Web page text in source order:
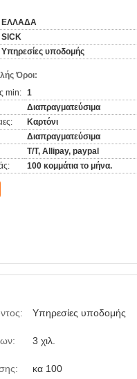
ΕΛΛΑΔΑ
SICK
Υπηρεσίες υποδομής
Όροι:
min: 1
Διαπραγματεύσιμα
Καρτόνι
Διαπραγματεύσιμα
T/T, Allipay, paypal
100 κομμάτια το μήνα.
Υπηρεσίες υποδομής
3 χιλ.
κα 100